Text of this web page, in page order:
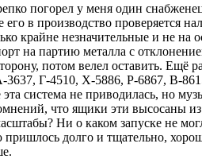
погорел у меня один
в производство проверяется
крайне незначительные и не
на партию металла с
потом велел оставить. Ещё
Г-4510, Х-5886, Р-6867, В-
система не приводилась, но
что ящики эти высосаны
Ни о каком запуске не
долго и тщательно,